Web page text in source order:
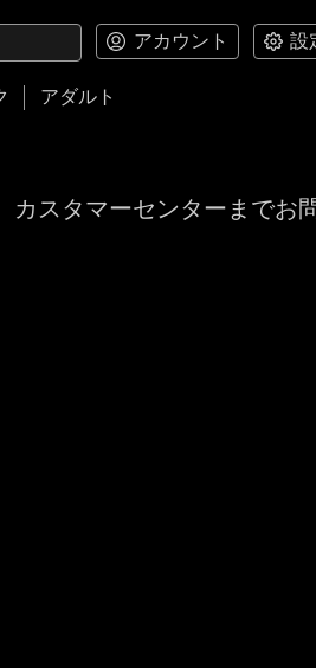
アカウント 設
アダルト
スタマーセンターまでお